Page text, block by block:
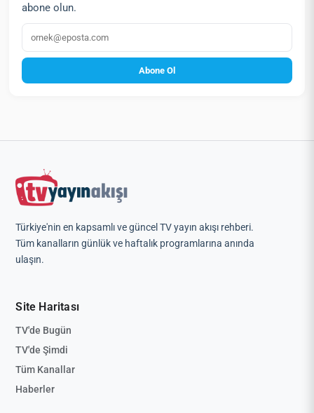
abone olun.
E‑posta
Abone Ol
Türkiye'nin en kapsamlı ve güncel TV yayın akışı rehberi.
Tüm kanalların günlük ve haftalık programlarına anında
ulaşın.
Site Haritası
TV'de Bugün
TV'de Şimdi
Tüm Kanallar
Haberler